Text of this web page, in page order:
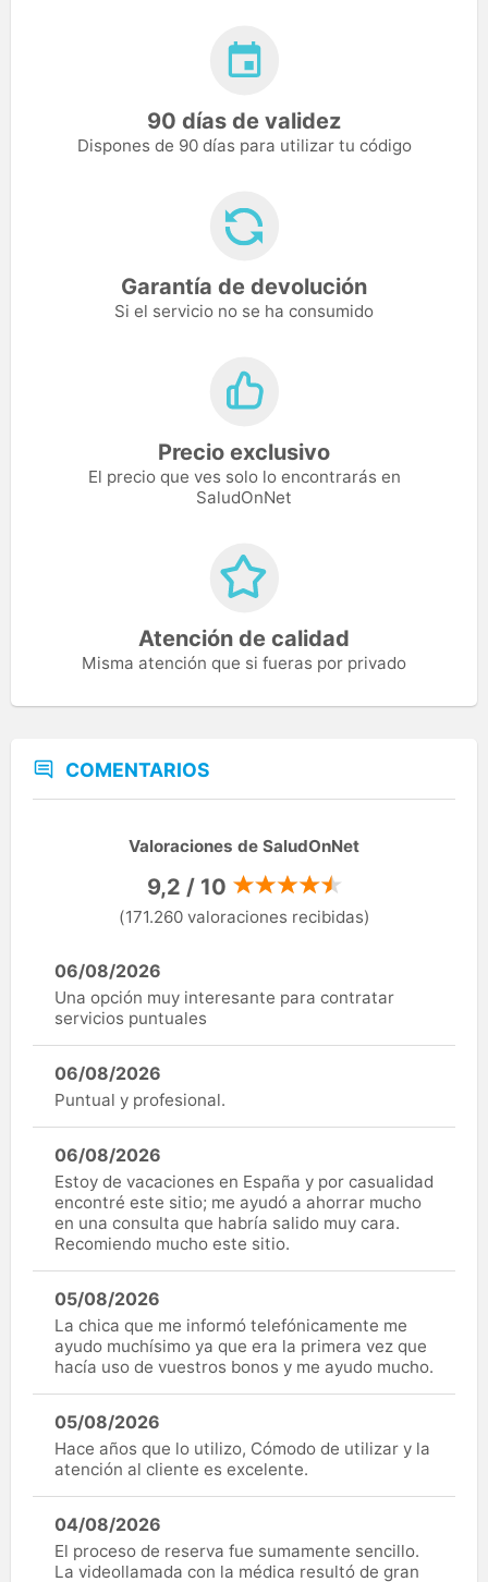
90 días de validez
Dispones de 90 días para utilizar tu código
Garantía de devolución
Si el servicio no se ha consumido
Precio exclusivo
El precio que ves solo lo encontrarás en
SaludOnNet
Atención de calidad
Misma atención que si fueras por privado
COMENTARIOS
Valoraciones de SaludOnNet
9,2 / 10
(171.260 valoraciones recibidas)
06/08/2026
Una opción muy interesante para contratar
servicios puntuales
06/08/2026
Puntual y profesional.
06/08/2026
Estoy de vacaciones en España y por casualidad
encontré este sitio; me ayudó a ahorrar mucho
en una consulta que habría salido muy cara.
Recomiendo mucho este sitio.
05/08/2026
La chica que me informó telefónicamente me
ayudo muchísimo ya que era la primera vez que
hacía uso de vuestros bonos y me ayudo mucho.
05/08/2026
Hace años que lo utilizo, Cómodo de utilizar y la
atención al cliente es excelente.
04/08/2026
El proceso de reserva fue sumamente sencillo.
La videollamada con la médica resultó de gran